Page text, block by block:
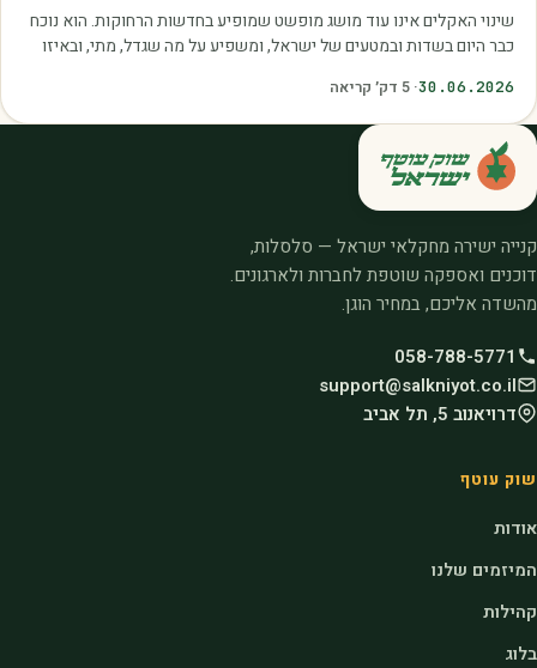
שינוי האקלים אינו עוד מושג מופשט שמופיע בחדשות הרחוקות. הוא נוכח
כבר היום בשדות ובמטעים של ישראל, ומשפיע על מה שגדל, מתי, ובאיזו
30.06.2026
·
5 דק׳ קריאה
קנייה ישירה מחקלאי ישראל — סלסלות,
דוכנים ואספקה שוטפת לחברות ולארגונים.
מהשדה אליכם, במחיר הוגן.
058-788-5771
support@salkniyot.co.il
דרויאנוב 5, תל אביב
שוק עוטף
אודות
המיזמים שלנו
קהילות
בלוג